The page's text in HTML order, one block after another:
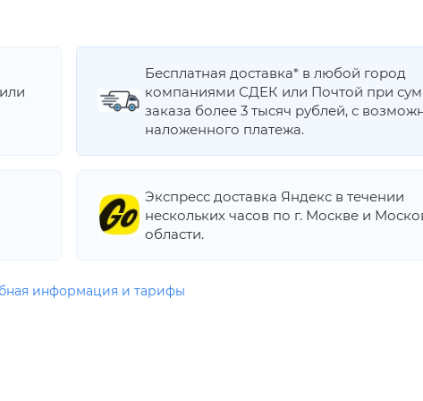
Бесплатная доставка* в любой город
компаниями СДЕК или Почтой при
заказа более 3 тысяч рублей, с
наложенного платежа.
Экспресс доставка Яндекс в течении
нескольких часов по г. Москве и
области.
информация и тарифы